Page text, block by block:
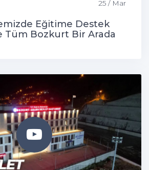
25 / Mar
Eğitime Destek
Tüm Bozkurt Bir Arada